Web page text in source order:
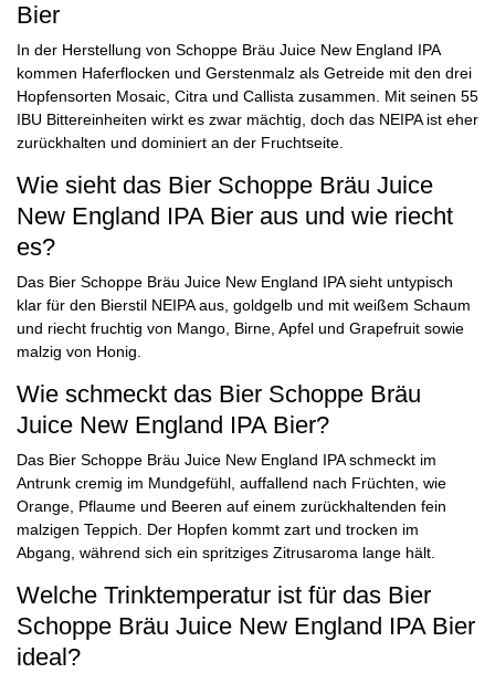
Bier
In der Herstellung von Schoppe Bräu Juice New England IPA
kommen Haferflocken und Gerstenmalz als Getreide mit den drei
Hopfensorten Mosaic, Citra und Callista zusammen. Mit seinen 55
IBU Bittereinheiten wirkt es zwar mächtig, doch das NEIPA ist eher
zurückhalten und dominiert an der Fruchtseite.
Wie sieht das Bier Schoppe Bräu Juice
New England IPA Bier aus und wie riecht
es?
Das Bier Schoppe Bräu Juice New England IPA sieht untypisch
klar für den Bierstil NEIPA aus, goldgelb und mit weißem Schaum
und riecht fruchtig von Mango, Birne, Apfel und Grapefruit sowie
malzig von Honig.
Wie schmeckt das Bier Schoppe Bräu
Juice New England IPA Bier?
Das Bier Schoppe Bräu Juice New England IPA schmeckt im
Antrunk cremig im Mundgefühl, auffallend nach Früchten, wie
Orange, Pflaume und Beeren auf einem zurückhaltenden fein
malzigen Teppich. Der Hopfen kommt zart und trocken im
Abgang, während sich ein spritziges Zitrusaroma lange hält.
Welche Trinktemperatur ist für das Bier
Schoppe Bräu Juice New England IPA Bier
ideal?